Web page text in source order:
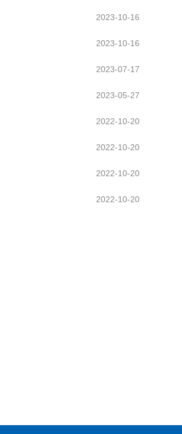
2023-10-16
2023-10-16
2023-07-17
2023-05-27
2022-10-20
2022-10-20
2022-10-20
2022-10-20